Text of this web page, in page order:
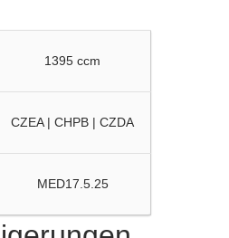
1395 ccm
CZEA | CHPB | CZDA
MED17.5.25